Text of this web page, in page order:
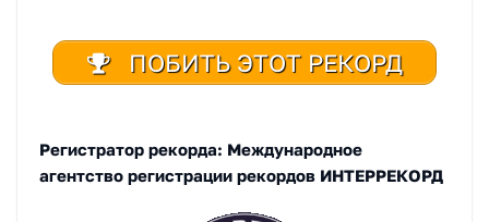
ПОБИТЬ ЭТОТ РЕКОРД
Регистратор рекорда: Международное
агентство регистрации рекордов ИНТЕРРЕКОРД